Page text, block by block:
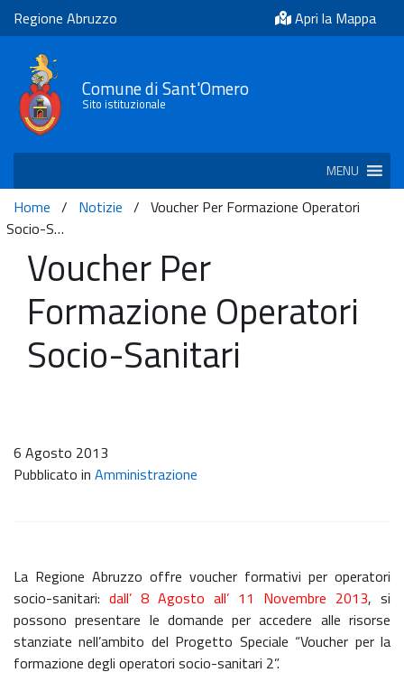
Regione Abruzzo Apri la Mappa
Comune di Sant'Omero
Sito istituzionale
MENU
Home / Notizie / Voucher Per Formazione Operatori
Socio-S…
Voucher Per
Formazione Operatori
Socio-Sanitari
6 Agosto 2013
Pubblicato in Amministrazione
La Regione Abruzzo offre voucher formativi per operatori
socio-sanitari: dall’ 8 Agosto all’ 11 Novembre 2013, si
possono presentare le domande per accedere alle risorse
stanziate nell’ambito del Progetto Speciale “Voucher per la
formazione degli operatori socio-sanitari 2”.